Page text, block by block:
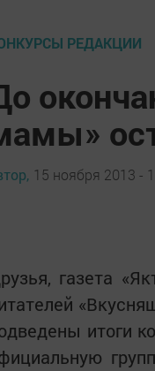
РЕДАКЦИИ
15 ноября 2013 -
газета
итоги